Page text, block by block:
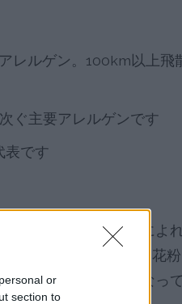
or
section to
レルゲン。100km以上飛
ぐ主要アレルゲンです
表です
ミシガン大学の研究によ
す。神戸の都市化も花粉
、二次的な花粉源となっ